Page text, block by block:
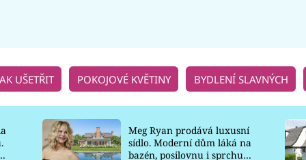
UŠETŘIT POKOJOVÉ KVĚTINY BYDLENÍ SLAVNÝCH
Meg Ryan prodává luxusní
sídlo. Moderní dům láká na
bazén, posilovnu i sprchu